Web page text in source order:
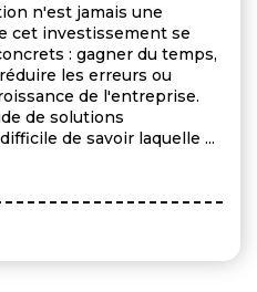
n'est jamais une
cet investissement se
: gagner du temps,
les erreurs ou
de l'entreprise.
de solutions
de savoir laquelle ...